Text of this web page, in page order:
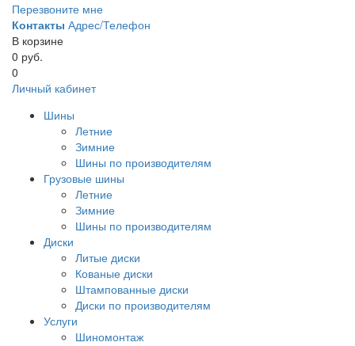
Перезвоните мне
Контакты Адрес/Телефон
В корзине
0 руб.
0
Личный кабинет
Шины
Летние
Зимние
Шины по производителям
Грузовые шины
Летние
Зимние
Шины по производителям
Диски
Литые диски
Кованые диски
Штампованные диски
Диски по производителям
Услуги
Шиномонтаж